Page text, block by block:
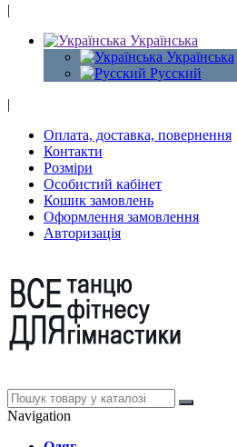
|
Українська
Українська
Русский
|
Оплата, доставка, повернення
Контакти
Розміри
Особистий кабінет
Кошик замовлень
Оформлення замовлення
Авторизація
Navigation